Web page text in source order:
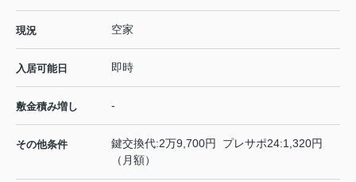
現況 空家
入居可能日 即時
敷金積み増し -
その他条件
鍵交換代:2万9,700円 プレサポ24:1,320円
（月額）